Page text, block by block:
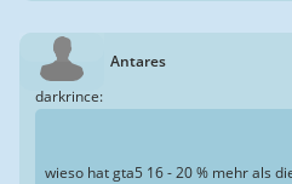
Antares
darkrince:
wieso hat gta5 16 - 20 % mehr als